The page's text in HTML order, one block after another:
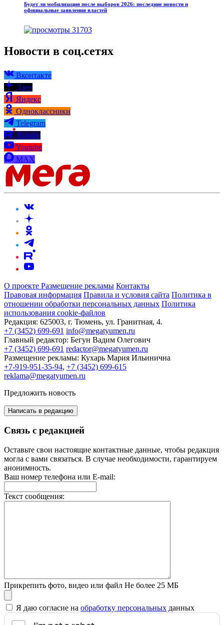
Будет ли мобилизация после выборов 2026: последние новости и
официальные заявления властей
31703
Новости в соц.сетях
Вконтакте
Дзен
Яндекс
Одноклассники
Telegram
Rutube
Youtube
MAX
О проекте Размещение рекламы Контакты
Правовая информация Правила и условия сайта Политика в
отношении обработки персональных данных Политика
использования cookie-файлов
Редакция: 625003, г. Тюмень, ул. Гранитная, 4.
+7 (3452) 699-691 info@megatyumen.ru
Главный редактор: Бегун Вадим Олегович
+7 (3452) 699-691 redactor@megatyumen.ru
Размещение рекламы: Кухарь Мария Ильинична
+7-919-951-35-94, +7 (3452) 699-615
reklama@megatyumen.ru
Предложить новость
Написать в редакцию
Связь с редакцией
Оставьте свои настоящие контактные данные, чтобы редакция
могла с вами связаться. В случае необходимости, гарантируем
анонимность.
Ваш номер телефона или E-mail:
Текст сообщения:
Прикрепить фото, видео или файл Не более 25 МБ
Я даю согласие на обработку персональных данных